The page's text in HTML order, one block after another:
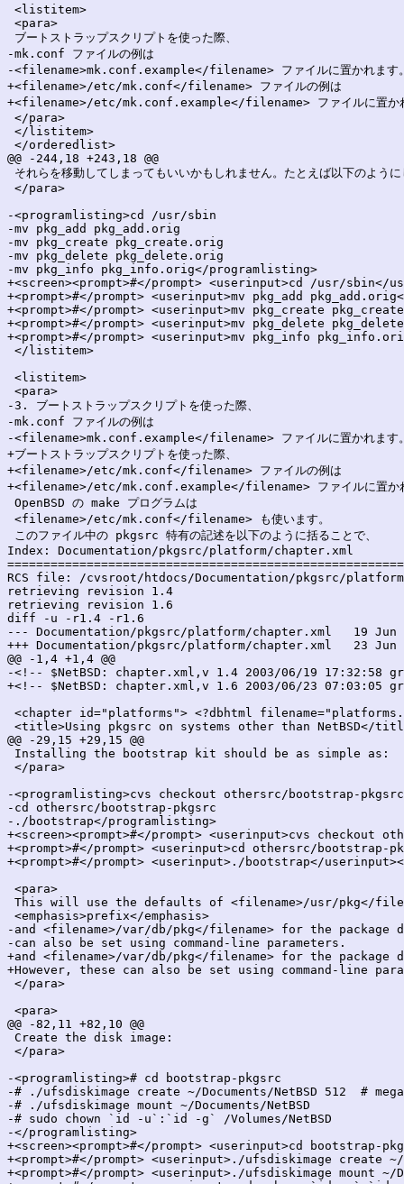
<listitem>
<para>
ブートストラップスクリプトを使った際、
-mk.conf ファイルの例は
-<filename>mk.conf.example</filename> ファイルに置かれます
+<filename>/etc/mk.conf</filename> ファイルの例は
+<filename>/etc/mk.conf.example</filename> ファイルに置か
</para>
</listitem>
</orderedlist>
@@ -244,18 +243,18 @@
それらを移動してしまってもいいかもしれません。たとえば以下のよう
</para>
-<programlisting>cd /usr/sbin
-mv pkg_add pkg_add.orig
-mv pkg_create pkg_create.orig
-mv pkg_delete pkg_delete.orig
-mv pkg_info pkg_info.orig</programlisting>
+<screen><prompt>#</prompt> <userinput>cd /usr/sbin</
+<prompt>#</prompt> <userinput>mv pkg_add
+<prompt>#</prompt> <userinput>mv pkg_create
+<prompt>#</prompt> <userinput>mv pkg_delete
+<prompt>#</prompt> <userinput>mv pkg_info
</listitem>
<listitem>
<para>
-3. ブートストラップスクリプトを使った際、
-mk.conf ファイルの例は
-<filename>mk.conf.example</filename> ファイルに置かれます
+ブートストラップスクリプトを使った際、
+<filename>/etc/mk.conf</filename> ファイルの例は
+<filename>/etc/mk.conf.example</filename> ファイルに置か
OpenBSD の make プログラムは
<filename>/etc/mk.conf</filename> も使います。
このファイル中の pkgsrc 特有の記述を以下のように括ることで、
Index: Documentation/pkgsrc/platform/chapter.xml
RCS file: /cvsroot/htdocs/Documentation/pkgsrc/
retrieving revision 1.4
retrieving revision 1.6
diff -u -r1.4 -r1.6
--- Documentation/pkgsrc/platform/chapter.xml	19 Jun 2003 17:32:58 -0000	1.4
+++ Documentation/pkgsrc/platform/chapter.xml	23 Jun 2003 07:03:05 -0000	1.6
@@ -1,4 +1,4 @@
-<!-- $NetBSD: chapter.xml,v 1.4 2003/06/19 17:32:58
+<!-- $NetBSD: chapter.xml,v 1.6 2003/06/23 07:03:05
<chapter id="platforms"> <?dbhtml
<title>Using pkgsrc on systems other than NetBSD</
@@ -29,15 +29,15 @@
Installing the bootstrap kit should be as simple as:
</para>
-<programlisting>cvs checkout othersrc/bootstrap-pkgsrc
-cd othersrc/bootstrap-pkgsrc
-./bootstrap</programlisting>
+<screen><prompt>#</prompt> <userinput>cvs checkout
+<prompt>#</prompt> <userinput>cd othersrc/bootstrap-
+<prompt>#</prompt> <userinput>./bootstrap</
<para>
This will use the defaults of <filename>/usr/pkg</
<emphasis>prefix</emphasis>
-and <filename>/var/db/pkg</filename> for the package
-can also be set using command-line parameters.
+and <filename>/var/db/pkg</filename> for the package
+However, these can also be set using command-line
</para>
<para>
@@ -82,11 +82,10 @@
Create the disk image:
</para>
-<programlisting># cd bootstrap-pkgsrc
-# ./ufsdiskimage create ~/Documents/NetBSD 512  #
-# ./ufsdiskimage mount ~/Documents/NetBSD
-# sudo chown `id -u`:`id -g` /Volumes/NetBSD
-</programlisting>
+<screen><prompt>#</prompt> <userinput>cd bootstrap-
+<prompt>#</prompt> <userinput>./ufsdiskimage create
+<prompt>#</prompt> <userinput>./ufsdiskimage mount ~/